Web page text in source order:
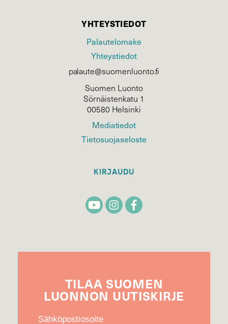
YHTEYSTIEDOT
Palautelomake
Yhteystiedot
palaute@suomenluonto.fi
Suomen Luonto
Sörnäistenkatu 1
00580 Helsinki
Mediatiedot
Tietosuojaseloste
KIRJAUDU
TILAA SUOMEN
LUONNON UUTIS­KIRJE
Sähköpostiosoite